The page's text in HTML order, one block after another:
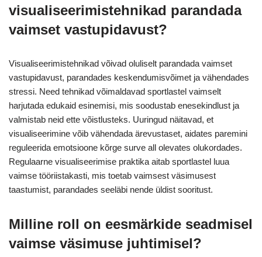
visualiseerimistehnikad parandada
vaimset vastupidavust?
Visualiseerimistehnikad võivad oluliselt parandada vaimset
vastupidavust, parandades keskendumisvõimet ja vähendades
stressi. Need tehnikad võimaldavad sportlastel vaimselt
harjutada edukaid esinemisi, mis soodustab enesekindlust ja
valmistab neid ette võistlusteks. Uuringud näitavad, et
visualiseerimine võib vähendada ärevustaset, aidates paremini
reguleerida emotsioone kõrge surve all olevates olukordades.
Regulaarne visualiseerimise praktika aitab sportlastel luua
vaimse tööriistakasti, mis toetab vaimsest väsimusest
taastumist, parandades seeläbi nende üldist sooritust.
Milline roll on eesmärkide seadmisel
vaimse väsimuse juhtimisel?